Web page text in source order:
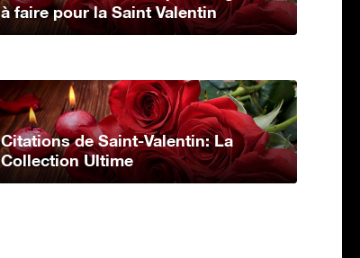
à faire pour la Saint Valentin
Citations de Saint-Valentin: La
Collection Ultime